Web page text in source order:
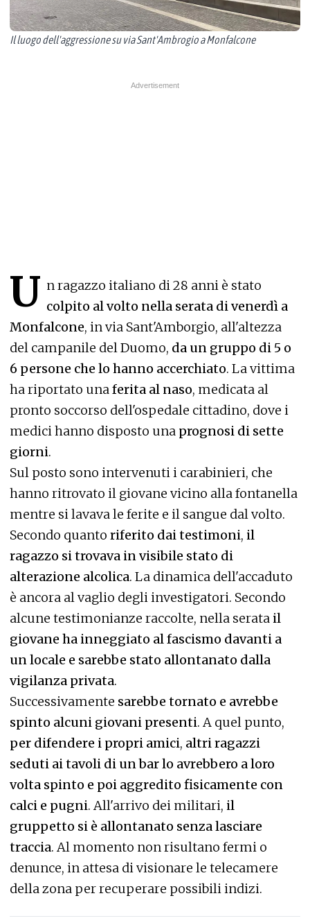
Il luogo dell'aggressione su via Sant'Ambrogio a Monfalcone
U n ragazzo italiano di 28 anni è stato
colpito al volto nella serata di venerdì a
Monfalcone, in via Sant'Amborgio, all'altezza
del campanile del Duomo, da un gruppo di 5 o
6 persone che lo hanno accerchiato. La vittima
ha riportato unaferita al naso, medicata al
pronto soccorso dell'ospedale cittadino, dove i
medici hanno disposto una prognosi di sette
giorni.
Sul posto sono intervenuti i carabinieri, che
hanno ritrovato il giovane vicino alla fontanella
mentre si lavava le ferite e il sangue dal volto.
Secondo quanto riferito dai testimoni, il
ragazzo si trovava in visibile stato di
alterazione alcolica. La dinamica dell'accaduto
è ancora al vaglio degli investigatori. Secondo
alcune testimonianze raccolte, nella serata il
giovane ha inneggiato al fascismo davanti a
un locale e sarebbe stato allontanato dalla
vigilanza privata.
Successivamente sarebbe tornato e avrebbe
spinto alcuni giovani presenti. A quel punto,
per difendere i propri amici, altri ragazzi
seduti ai tavoli di un bar lo avrebbero a loro
volta spinto e poi aggredito fisicamente con
calci e pugni. All'arrivo dei militari, il
gruppetto si è allontanato senza lasciare
traccia. Al momento non risultano fermi o
denunce, in attesa di visionare le telecamere
della zona per recuperare possibili indizi.